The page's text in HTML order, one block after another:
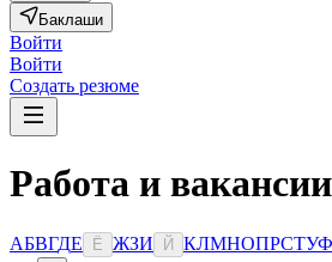
Баклаши
Войти
Войти
Создать резюме
Работа и
АБВГДЕ Ё ЖЗИ Й КЛМНОПРСТУФ